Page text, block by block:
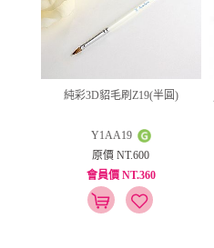
純彩3D貂毛刷Z19(半圓)
Y1AA19
原價 NT.600
會員價 NT.360